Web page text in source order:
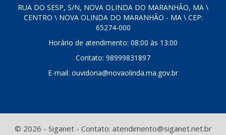
RUA DO SESP, S/N, NOVA OLINDA DO MARANHÃO, MA \
CENTRO \ NOVA OLINDA DO MARANHÃO - MA \ CEP:
65274-000
Horário de atendimento: 08:00 às 13:00
Contato: 98999831897
E-mail: ouvidoria@novaolinda.ma.gov.br
© 2026 - Siganet - Contato: atendimento@siganet.net.br